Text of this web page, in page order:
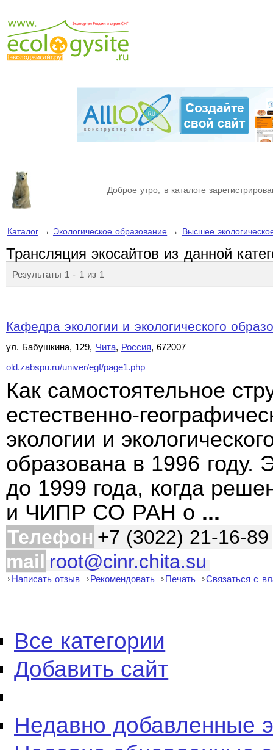
Доброе утро, в каталоге
Каталог→ Экологическое образование → Высшее
Трансляция экосайтов из данной
Результаты 1 - 1 из 1
Кафедра экологии и экологического
ул. Бабушкина, 129, Чита, Россия, 672007
old.zabspu.ru/univer/egf/page1.php
Как самостоятельное
естественно-
экологии и
образована в 1996 году.
до 1999 года, когда
и ЧИПР СО РАН о ...
Телефон +7 (3022) 21-16-89
mail root@cinr.chita.su
Написать отзыв Рекомендовать Печать Связаться с
Все категории
Добавить сайт
Недавно добавленные